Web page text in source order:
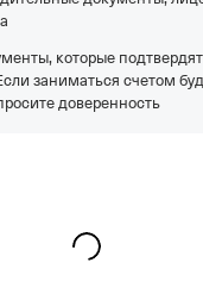
которые
заниматься счетом
доверенность